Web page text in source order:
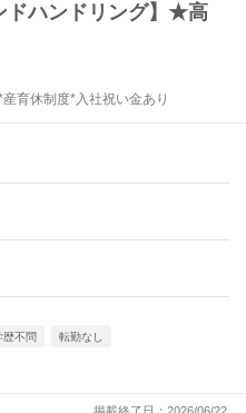
ドハンドリング】★高
育休制度*入社祝い金あり
歴不問 転勤なし